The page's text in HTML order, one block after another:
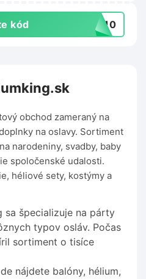
kód RT10
obchod zameraný na
na oslavy. Sortiment
narodeniny, svadby, baby
spoločenské udalosti.
héliové sety, kostýmy a
sa špecializuje na párty
typov osláv. Počas
sortiment o tisíce
nájdete balóny, hélium,